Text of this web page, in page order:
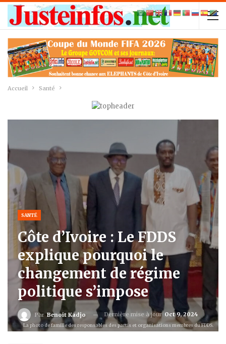
Accueil Santé
SANTÉ
Côte d’Ivoire : Le FDDS
explique pourquoi le
changement de régime
politique s’impose
ParBenoit Kadjo Dernière mise à jour Oct 9, 2024
La photo de famille des responsables des partis et organisations membres du FDDS.